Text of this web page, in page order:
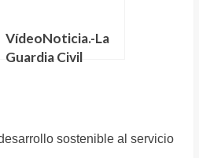
VídeoNoticia.-La
Guardia Civil
vandalismo contra
sostenible al servicio